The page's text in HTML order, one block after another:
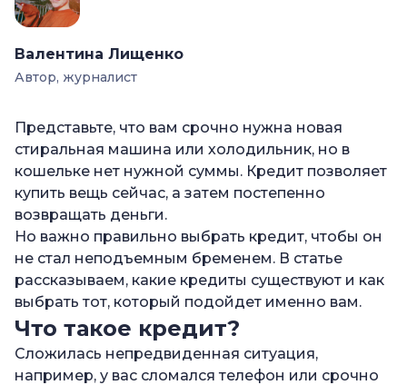
—Потребительский кредит
—Автокредит
—Образовательный
—Микрозайм
—POS-кредит (рассрочка)
—Кредитная карта
Реструктуризация
—Лизинг
—Кредиты для бизнеса
— Рефинансирование
—Что такое рефинансирование кредита
Валентина Лищенко
Автор, журналист
Представьте, что вам срочно нужна новая
стиральная машина или холодильник, но в
кошельке нет нужной суммы. Кредит позволяет
купить вещь сейчас, а затем постепенно
возвращать деньги.
Но важно правильно выбрать кредит, чтобы он
не стал неподъемным бременем. В статье
рассказываем, какие кредиты существуют и как
выбрать тот, который подойдет именно вам.
Что такое кредит?
Сложилась непредвиденная ситуация,
например, у вас сломался телефон или срочно